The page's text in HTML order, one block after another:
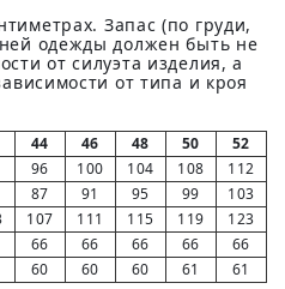
Запас (по груди,
одежды должен быть не
от силуэта изделия, а
от типа и кроя
44 46 48 50
52
96 100 104 108
112
87 91 95 99
103
107 111 115 119
123
66 66 66 66
66
60 60 60 61 61